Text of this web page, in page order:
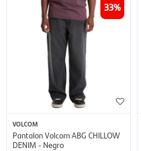
33
VOLCOM
Pantalon Volcom ABG CHILLOW
DENIM - Negro